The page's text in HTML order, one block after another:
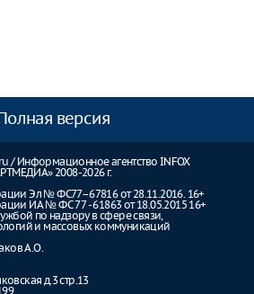
версия
/ Информационное агентство INFOX
2008-2026 г.
Эл № ФС77–67816 от 28.11.2016. 16+
ИА № ФС 77 - 61863 от 18.05.2015 16+
по надзору в сфере связи,
и массовых коммуникаций
А.О.
д.3 стр.13